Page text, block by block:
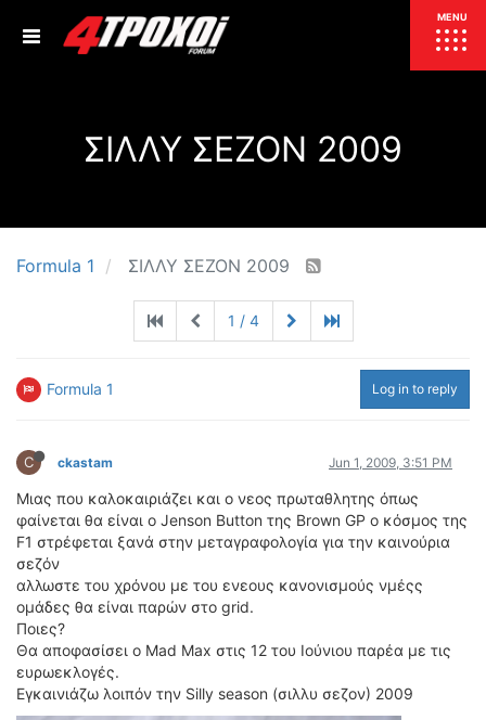
ΣΙΛΛΥ ΣΕΖΟΝ 2009
Formula 1 ΣΙΛΛΥ ΣΕΖΟΝ 2009
1 / 4
Formula 1 Log in to reply
C ckastam Jun 1, 2009, 3:51 PM
Μιας που καλοκαιριάζει και ο νεος πρωταθλητης όπως
φαίνεται θα είναι ο Jenson Button της Brown GP ο κόσμος της
F1 στρέφεται ξανά στην μεταγραφολογία για την καινούρια
σεζόν
αλλωστε του χρόνου με του ενεους κανονισμούς νμέςς
ομάδες θα είναι παρών στο grid.
Ποιες?
Θα αποφασίσει ο Mad Max στις 12 του Ιούνιου παρέα με τις
ευρωεκλογές.
Εγκαινιάζω λοιπόν την Silly season (σιλλυ σεζον) 2009
ΕΛΛΑΔΑ
ΚΟΣΜΟΣ
ΣΥΓΚΡΙΤΙΚΕΣ ΔΟΚΙΜΕΣ
ΕΙΔΙΚΕΣ ΔΙΑΔΡΟΜΕΣ
ΟΔΟΙΠΟΡΙΚΑ
VIDEO
4TTV
ΝΕΑ ΜΟΝΤΕΛΑ
ΑΓΩΝΕΣ
CANDID CAMERA
ΤΕΧΝΟΛΟΓΙΑ